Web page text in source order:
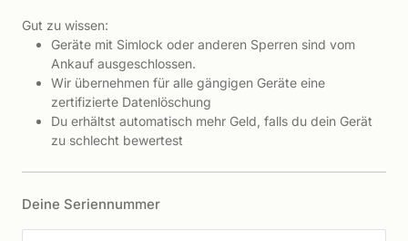
Gut zu wissen:
Geräte mit Simlock oder anderen Sperren sind vom
Ankauf ausgeschlossen.
Wir übernehmen für alle gängigen Geräte eine
zertifizierte Datenlöschung
Du erhältst automatisch mehr Geld, falls du dein Gerät
zu schlecht bewertest
Deine Seriennummer